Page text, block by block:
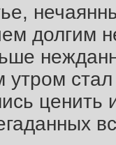
долгим
утром
ценить